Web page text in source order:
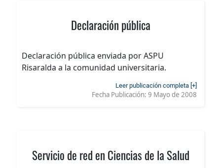
Declaración pública
Declaración pública enviada por ASPU
Risaralda a la comunidad universitaria.
Leer publicación completa [+]
Fecha Publicación: 9 Mayo de 2008
Servicio de red en Ciencias de la Salud